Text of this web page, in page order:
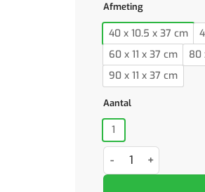
Afmeting
40 x 10.5 x 37 cm
60 x 11 x 37 cm
80
90 x 11 x 37 cm
Aantal
1